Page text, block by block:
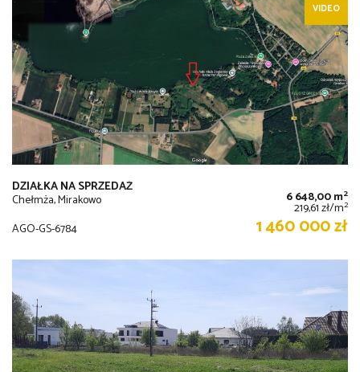
VIDEO
DZIAŁKA NA SPRZEDAŻ
Chełmża, Mirakowo 6 648,00 m2
219,61 zł/m2
AGO-GS-6784 1 460 000 zł